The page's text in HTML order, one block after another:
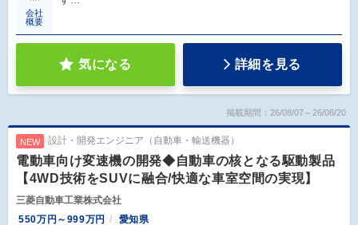
会社
概要
気になる 詳細を見る
掲載期間：26/08/07～26/08/20
NEW 設計・開発エンジニア（自動車・輸送機器）
電動車向け変速機の開発◆自動車の核となる駆動製品
【4WD技術をSUVに融合/快適な車室空間の実現】
三菱自動車工業株式会社
550万円～999万円
愛知県